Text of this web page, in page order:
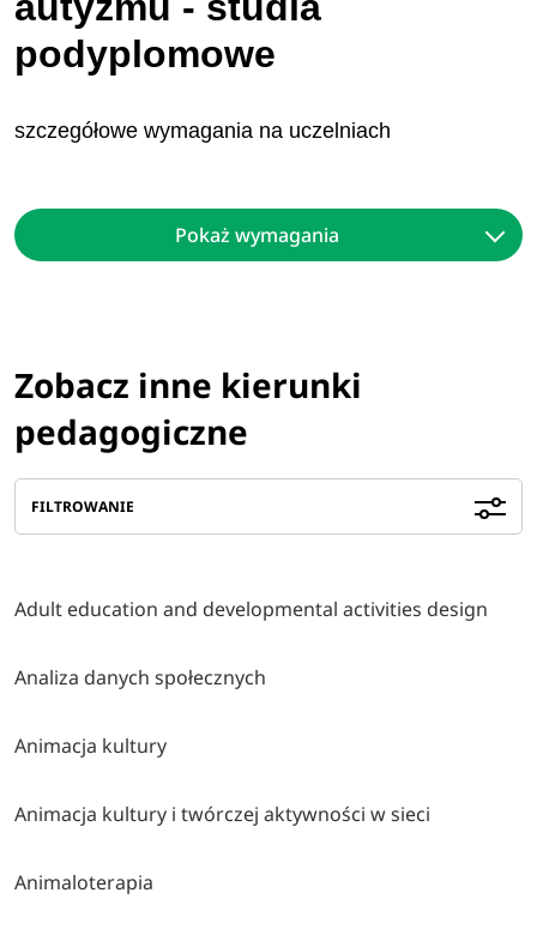
podyplomowe
szczegółowe wymagania na uczelniach
Pokaż wymagania
Zobacz inne kierunki
pedagogiczne
FILTROWANIE
Adult education and developmental activities design
Analiza danych społecznych
Animacja kultury
Animacja kultury i twórczej aktywności w sieci
Animaloterapia